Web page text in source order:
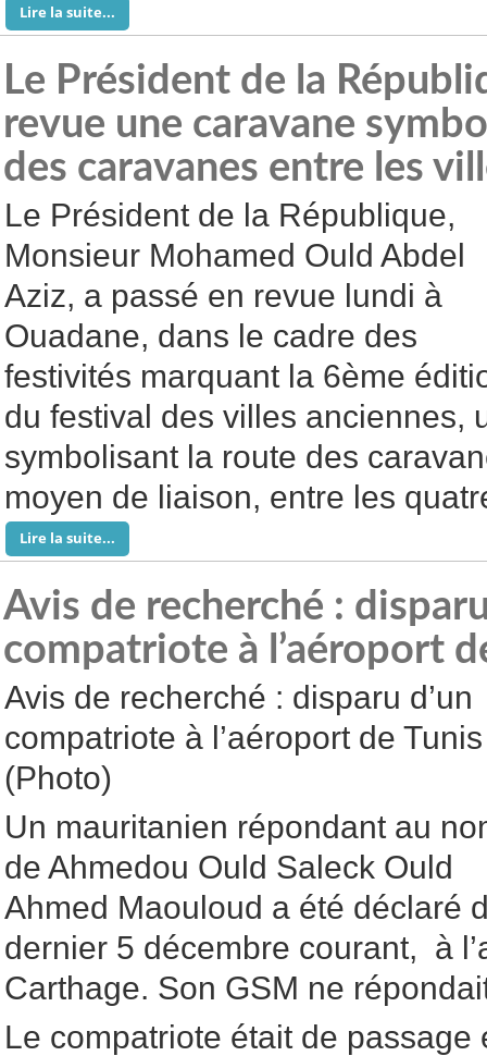
Lire la suite...
Le Président de la
revue une caravane
des caravanes entre les
Le Président de la République,
Monsieur Mohamed Ould Abdel
Aziz, a passé en revue lundi à
Ouadane, dans le cadre des
festivités marquant la 6ème
du festival des villes anciennes,
symbolisant la route des
moyen de liaison, entre les
Lire la suite...
Avis de recherché :
compatriote à l’aéroport
Avis de recherché : disparu d’un
compatriote à l’aéroport de Tunis
(Photo)
Un mauritanien répondant au
de Ahmedou Ould Saleck Ould
Ahmed Maouloud a été déclaré
dernier 5 décembre courant, à
Carthage. Son GSM ne
Le compatriote était de passage